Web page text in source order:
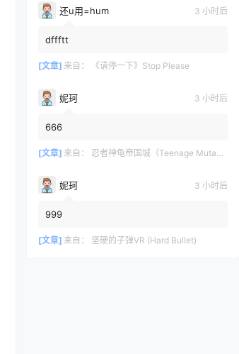
还u用=hum 3 小时后
dffftt
[文章] 来自： 《请停一下》Stop Please
妮珂 3 小时后
666
[文章] 来自： 忍者神龟帝国城（Teenage Mutant Ninja Turtles Empire Cit）
妮珂 3 小时后
999
[文章] 来自： 坚硬的子弹VR (Hard Bullet)